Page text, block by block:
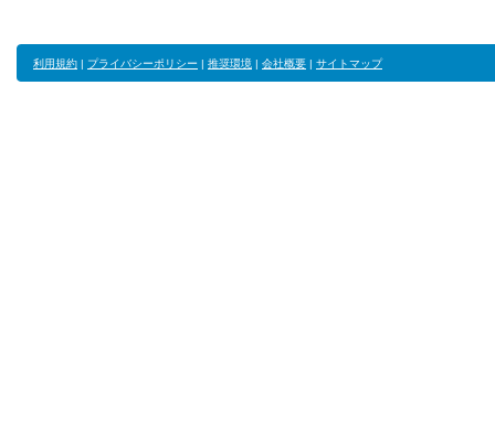
利用規約 | プライバシーポリシー | 推奨環境 | 会社概要 | サイトマップ